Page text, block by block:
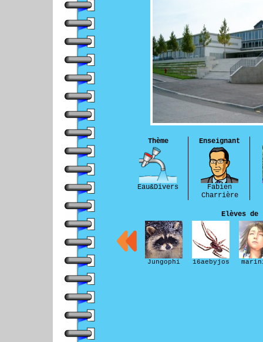
Thème
Eau&Divers
Enseignant
Fabien
Charrière
Elèves de
Jungophi 16aebyjos